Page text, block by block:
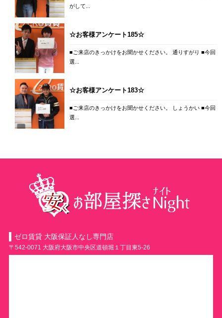
がして...
☆お客様アンケート185☆
■ご来店のきっかけをお聞かせください。 通りすがり ■今回
選...
☆お客様アンケート183☆
■ご来店のきっかけをお聞かせください。 しょうかい ■今回
選...
ゼロ賃貸 大阪保証人なし専門店
〒542-0071 大阪府大阪市中央区道頓堀１丁目東5-26